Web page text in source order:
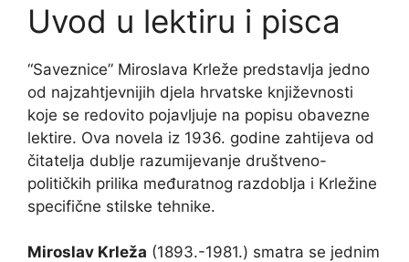
Uvod u lektiru i pisca
“Saveznice” Miroslava Krleže predstavlja jedno
od najzahtjevnijih djela hrvatske književnosti
koje se redovito pojavljuje na popisu obavezne
lektire. Ova novela iz 1936. godine zahtijeva od
čitatelja dublje razumijevanje društveno-
političkih prilika međuratnog razdoblja i Krležine
specifične stilske tehnike.
Miroslav Krleža (1893.-1981.) smatra se jednim